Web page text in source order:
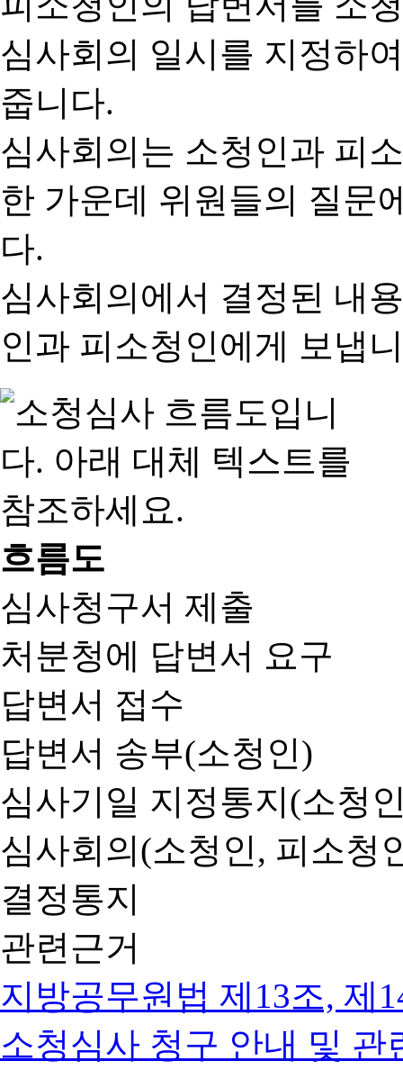
심사회의 일시를 지정하
줍니다.
심사회의는 소청인과 피
한 가운데 위원들의 질문
다.
심사회의에서 결정된 내
인과 피소청인에게 보냅
흐름도
심사청구서 제출
처분청에 답변서 요구
답변서 접수
답변서 송부(소청인)
심사기일 지정통지(소청
심사회의(소청인, 피소청
결정통지
관련근거
지방공무원법 제13조, 제
소청심사 청구 안내 및 관